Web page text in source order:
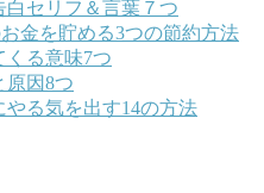
白セリフ＆言葉７つ
金を貯める3つの節約方法
くる意味7つ
原因8つ
る気を出す14の方法